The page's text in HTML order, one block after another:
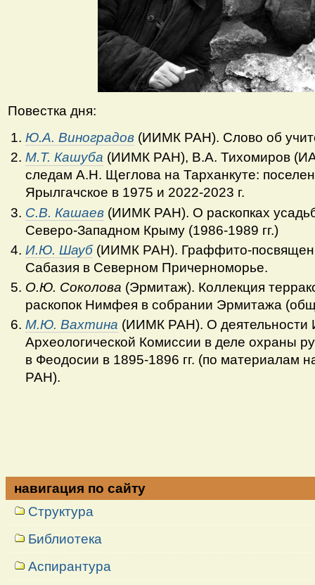
Повестка дня:
Ю.А. Виноградов (ИИМК РАН). Слово об
М.Т. Кашуба (ИИМК РАН), В.А. Тихомиров
следам А.Н. Щеглова на Тарханкуте:
Ярылгачское в 1975 и 2022-2023 г.
С.В. Кашаев (ИИМК РАН). О раскопках
Северо-Западном Крыму (1986-1989 гг.)
И.Ю. Шауб(ИИМК РАН). Граффито-
Сабазия в Северном Причерноморье.
О.Ю. Соколова (Эрмитаж). Коллекция
раскопок Нимфея в собрании Эрмитажа
М.Ю. Вахтина (ИИМК РАН). О деятельности
Археологической Комиссии в деле охраны
в Феодосии в 1895-1896 гг. (по материалам
РАН).
навигация по сайту
Структура
Библиотека
Аспирантура